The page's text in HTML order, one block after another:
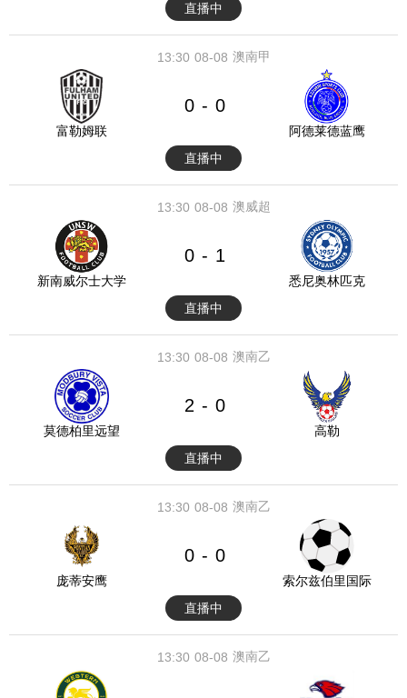
直播中
08-08
13:30 澳南甲
富勒姆联
0 - 0
阿德莱德蓝鹰
直播中
08-08
13:30 澳威超
新南威尔士大学
0 - 1
悉尼奥林匹克
直播中
08-08
13:30 澳南乙
莫德柏里远望
2 - 0
高勒
直播中
08-08
13:30 澳南乙
庞蒂安鹰
0 - 0
索尔兹伯里国际
直播中
08-08
13:30 澳南乙